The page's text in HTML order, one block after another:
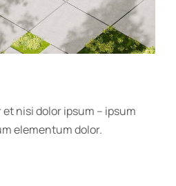
nisi dolor ipsum – ipsum
elementum dolor.